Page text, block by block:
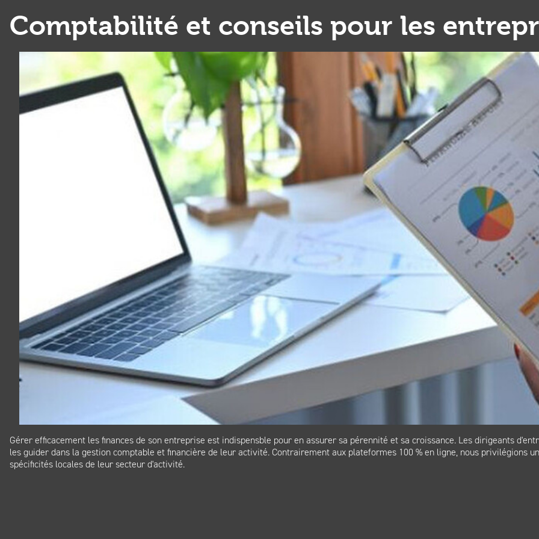
Comptabilité et conseils pour les
Gérer efficacement les finances de son entreprise est indispensble pour en assurer sa pérennité et sa croissance. Les dirigeants
les guider dans la gestion comptable et financière de leur activité. Contrairement aux plateformes 100 % en ligne, nous privilégions
spécificités locales de leur secteur d'activité.